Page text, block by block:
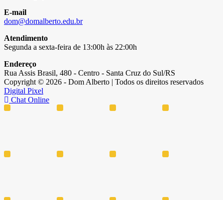
E-mail
dom@domalberto.edu.br
Atendimento
Segunda a sexta-feira de 13:00h às 22:00h
Endereço
Rua Assis Brasil, 480 - Centro - Santa Cruz do Sul/RS
Copyright © 2026 - Dom Alberto | Todos os direitos reservados
Digital Pixel
Chat Online